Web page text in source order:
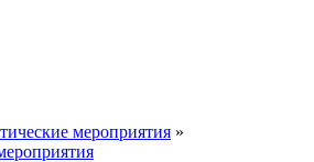
мероприятия »